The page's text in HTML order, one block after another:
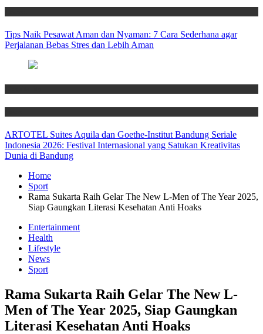
Tips Naik Pesawat Aman dan Nyaman: 7 Cara Sederhana agar
Perjalanan Bebas Stres dan Lebih Aman
ARTOTEL Suites Aquila dan Goethe-Institut Bandung Seriale
Indonesia 2026: Festival Internasional yang Satukan Kreativitas
Dunia di Bandung
Home
Sport
Rama Sukarta Raih Gelar The New L-Men of The Year 2025,
Siap Gaungkan Literasi Kesehatan Anti Hoaks
Entertainment
Health
Lifestyle
News
Sport
Rama Sukarta Raih Gelar The New L-
Men of The Year 2025, Siap Gaungkan
Literasi Kesehatan Anti Hoaks